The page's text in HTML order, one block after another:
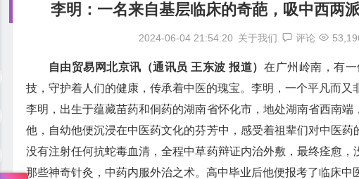
李明：一名来自基层临床的奇葩，吸中西两
2024-06-04 21:54:20 关于我们 评论
自由贸易网北京讯（通讯员 王东波 报道） 在广州岭南，有
技，守护着人们的健康，传承着中医的瑰宝。李明，一个平凡而又
李明，出生于蕴藏苗药和侗药的湖南省怀化市，地处湖南省西南
他，自幼他便沉浸在中医药文化的芬芳中，感受着祖辈们对中医
没有注射任何抗蛇毒血清，全程中草药辩证内治外敷，最终痊愈
那些神奇针灸，中药内服外治之术。高中毕业后他便报考了临床中